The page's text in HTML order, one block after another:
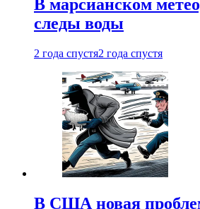
В марсианском
следы воды
2 года спустя2 года спустя
В США новая